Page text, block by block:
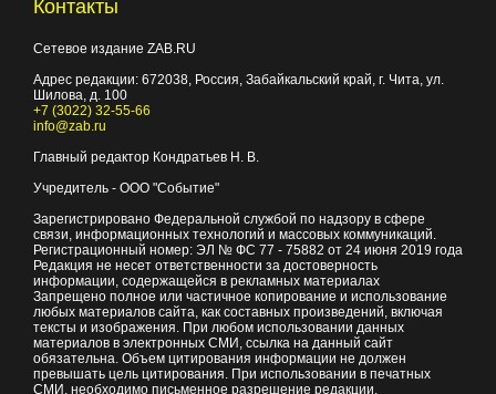
Контакты
Сетевое издание ZAB.RU
Адрес редакции: 672038, Россия, Забайкальский край, г. Чита, ул.
Шилова, д. 100
+7 (3022) 32-55-66
info@zab.ru
Главный редактор Кондратьев Н. В.
Учредитель - ООО "Событие"
Зарегистрировано Федеральной службой по надзору в сфере
связи, информационных технологий и массовых коммуникаций.
Регистрационный номер: ЭЛ № ФС 77 - 75882 от 24 июня 2019 года
Редакция не несет ответственности за достоверность
информации, содержащейся в рекламных материалах
Запрещено полное или частичное копирование и использование
любых материалов сайта, как составных произведений, включая
тексты и изображения. При любом использовании данных
материалов в электронных СМИ, ссылка на данный сайт
обязательна. Объем цитирования информации не должен
превышать цель цитирования. При использовании в печатных
СМИ, необходимо письменное разрешение редакции.